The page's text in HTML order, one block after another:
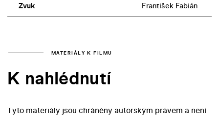
Zvuk František Fabián
MATERIÁLY K FILMU
K nahlédnutí
Tyto materiály jsou chráněny autorským právem a není